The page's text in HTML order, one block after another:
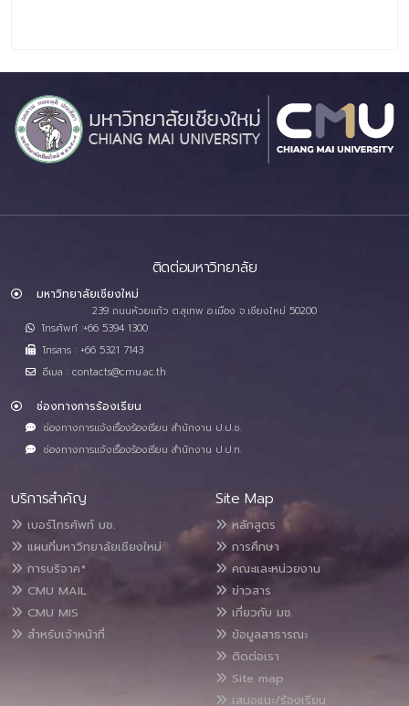
ติดต่อมหาวิทยาลัย
มหาวิทยาลัยเชียงใหม่
239 ถนนห้วยแก้ว ต.สุเทพ อ.เมือง จ.เชียงใหม่ 50200
โทรศัพท์ :+66 5394 1300
โทรสาร : +66 5321 7143
อีเมล : contacts@cmu.ac.th
ช่องทางการร้องเรียน
ช่องทางการแจ้งเรื่องร้องเรียน สำนักงาน ป.ป.ช.
ช่องทางการแจ้งเรื่องร้องเรียน สำนักงาน ป.ป.ท.
บริการสำคัญ
เบอร์โทรศัพท์ มช.
แผนที่มหาวิทยาลัยเชียงใหม่
การบริจาค*
CMU MAIL
CMU MIS
สำหรับเจ้าหน้าที่
Site Map
หลักสูตร
การศึกษา
คณะและหน่วยงาน
ข่าวสาร
เกี่ยวกับ มช.
ข้อมูลสาธารณะ
ติดต่อเรา
Site map
เสนอแนะ/ร้องเรียน